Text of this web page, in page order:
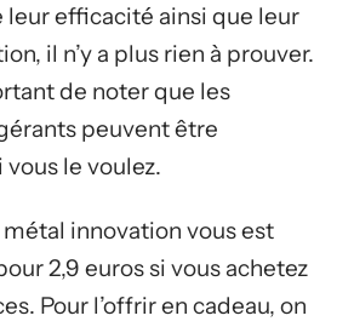
leur efficacité ainsi que leur
il n’y a plus rien à prouver.
de noter que les
peuvent être
le voulez.
innovation vous est
2,9 euros si vous achetez
Pour l’offrir en cadeau, on